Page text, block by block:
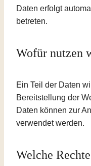
Daten erfolgt
betreten.
Wofür nutzen
Ein Teil der Daten
Bereitstellung der
Daten können zur
verwendet werden.
Welche